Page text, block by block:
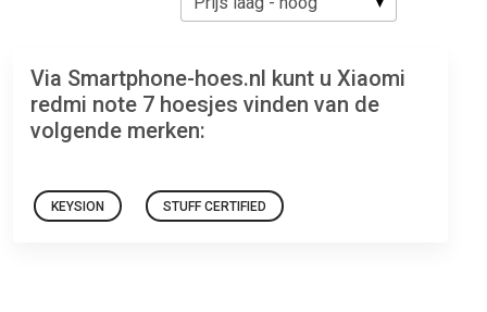
Via Smartphone-hoes.nl kunt u Xiaomi
redmi note 7 hoesjes vinden van de
volgende merken:
KEYSION STUFF CERTIFIED